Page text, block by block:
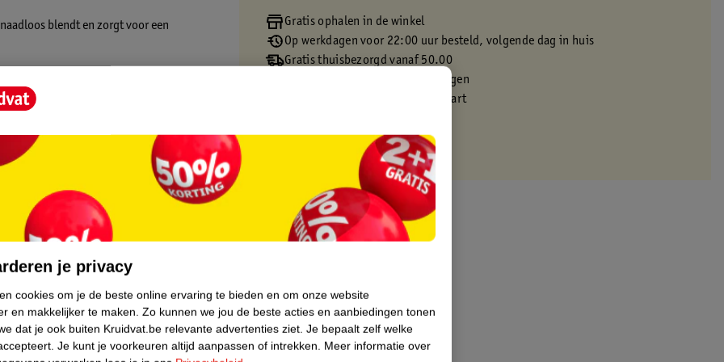
blendt en zorgt voor een
24 uur lang en beschermt je huid met
hij geschikt is voor elk huidtype.
en moeiteloos resultaat in één
Gratis ophalen in de winkel
Op werkdagen voor 22:00 uur besteld, volgende dag in huis
Gratis thuisbezorgd vanaf 50.00
Gratis retourneren binnen 30 dagen
Gratis punten met je Kruidvat kaart
je privacy
cookies om je de beste online ervaring te bieden en om onze website
en makkelijker te maken. Zo kunnen we jou de beste acties en aanbiedingen tonen
dat je ook buiten Kruidvat.be relevante advertenties ziet. Je bepaalt zelf welke
Je kunt je voorkeuren altijd aanpassen of intrekken. Meer informatie over